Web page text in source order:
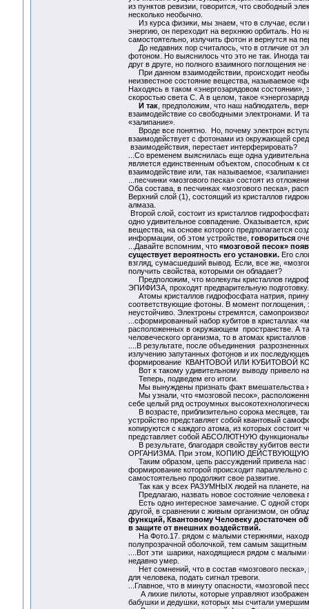
из пунктов ревизии, говорится, что свободный
несколько необычно.
Из курса физики, мы знаем, что в случае, если
энергию, он переходит на верхнюю орбиталь. Но
самостоятельно, излучить фотон и вернутся на
До недавних пор считалось, что в отличие от
фотоном. Но выяснилось что это не так. Иногда
друг в друге, но полного взаимного поглощения не
При данном взаимодействии, происходит
неизвестное состояние вещества, называемое
Находясь в таком «энергозарядовом
скоростью света С. А в целом, такое
И так, предположим, что наш наблюдатель,
взаимодействие со свободными электронами. И
«залипание».
Вроде все понятно. Но, почему электрон
взаимодействует с фотонами из окружающей
взаимодействия, перестает интерферировать?
...Со временем выяснилась еще одна
является единственным объектом, способным к
взаимодействие или, так называемое,
...песчинки «мозгового песка» состоят из
Оба состава, в песчинках «мозгового песка»,
Верхний слой (1), состоящий из кристаллов
алмаза.
Второй слой, состоит из кристаллов
одно удивительное совпадение. Оказывается,
вещества, на основе которого предполагается
информации, об этом устройстве, говориться
...Давайте вспомним, что «мозговой песок»
существует вероятность его установки.Его
взгляд, сумасшедший вывод. Если, все же,
получить свойства, которыми он обладает?
Предположим, что молекулы кристаллов
ЭПИФИЗА, проходят предварительную
Атомы кристаллов гидрофосфата натрия,
соответствующие фотоны. В момент поглощения,
неустойчиво. Электроны стремятся,
...сформированный набор кубитов в кристаллах
расположенных в окружающем пространстве. А
человеческого организма, то в атомах
....В результате, после объединения
излучению запутанных фотонов и их
формирование КВАНТОВОЙ ИЛИ КУБИТОВОЙ
Вот к такому удивительному выводу привело
Теперь, подведем его итоги.
Мы вынуждены признать факт вмешательства
Мы узнали, что «мозговой песок»,
себе целый ряд остроумных
В возрасте, приблизительно сорока месяцев,
устройство представляет собой квантовый
копируются с каждого атома, из которых состоит
представляет собой АБСОЛЮТНУЮ
В результате, благодаря свойству кубитов
ОРГАНИЗМА. При этом, КОПИЮ
Таким образом, цепь рассуждений привела нас
формирование которой происходит
самостоятельно продолжит свое развитие.
Так как у всех РАЗУМНЫХ людей на планете,
Предлагаю, назвать новое состояние
Есть одно интересное замечание. С одной
другой, в сравнении с живым организмом, он
функций, Квантовому Человеку достаточен
в защите от внешних воздействий.
На Фото.17. рядом с малыми стержнями,
полупрозрачной оболочкой, тем самым
....Вот эти шарики, находящиеся рядом с
недавно умер.
Нет сомнений, что в состав «мозгового песка»,
для человека, подать сигнал тревоги.
...Главное, что в минуту опасности, «мозговой
А лихие пилоты, которые управляют
бабушки и дедушки, которых мы считали